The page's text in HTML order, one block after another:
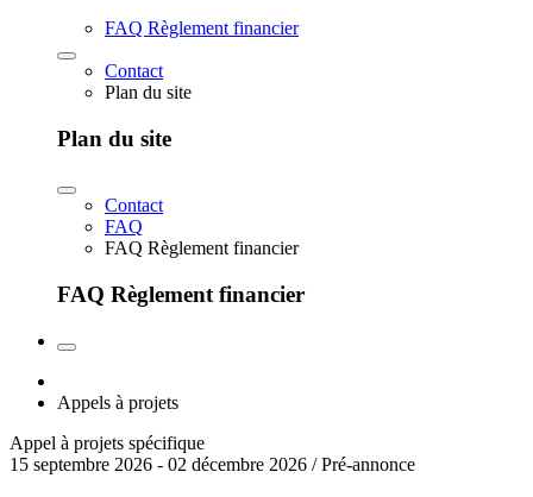
FAQ Règlement financier
Contact
Plan du site
Plan du site
Contact
FAQ
FAQ Règlement financier
FAQ Règlement financier
Appels à projets
Appel à projets spécifique
15 septembre 2026 - 02 décembre 2026 / Pré-annonce